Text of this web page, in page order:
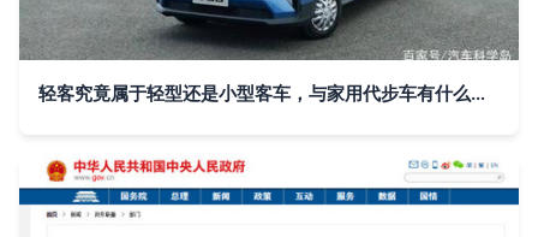
轻客究竟属于轻型还是小型客车，与家用代步车有什么区别？